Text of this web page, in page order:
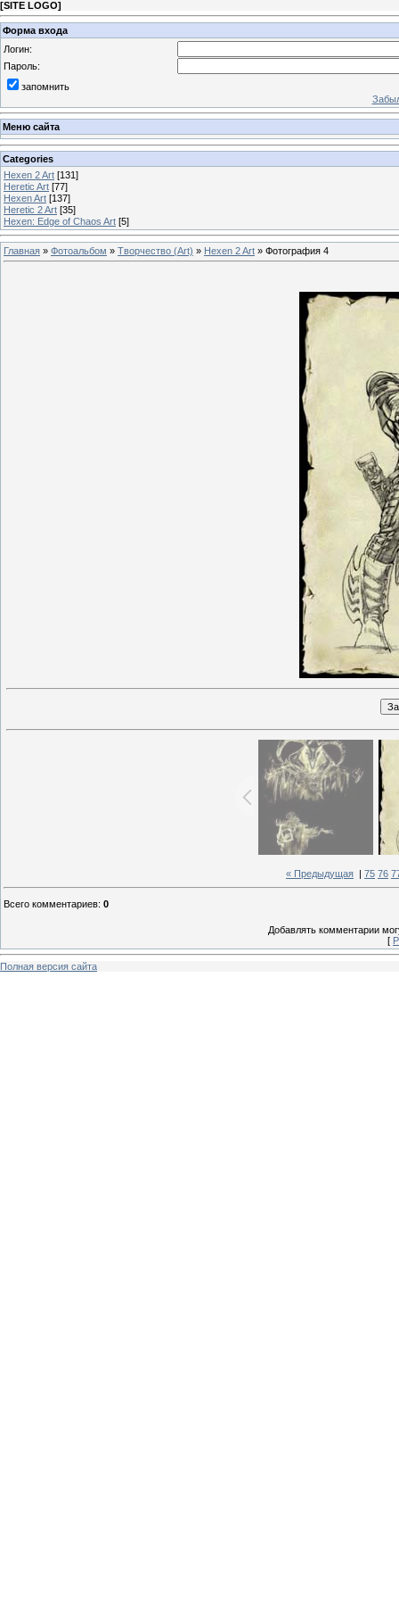
[SITE LOGO]
Форма входа
Логин:
Пароль:
запомнить
Меню сайта
Categories
Hexen 2 Art [131]
Heretic Art [77]
Hexen Art [137]
Heretic 2 Art [35]
Hexen: Edge of Chaos Art [5]
Главная » Фотоальбом » Творчество (Art) » Hexen 2 Art » Фотография 4
« Предыдущая 75 76
Всего комментариев: 0
Добавлять комментарии
[
Полная версия сайта